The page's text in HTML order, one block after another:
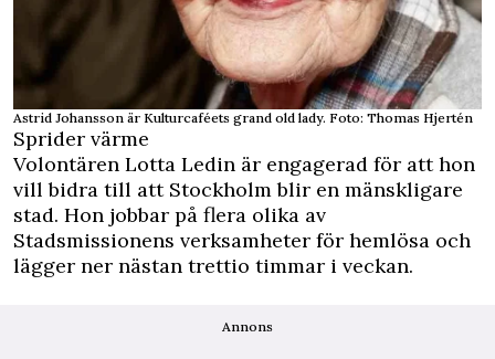
Astrid Johansson är Kulturcaféets grand old lady. Foto: Thomas Hjertén
Sprider värme
Volontären Lotta Ledin är engagerad för att hon
vill bidra till att Stockholm blir en mänskligare
stad. Hon jobbar på flera olika av
Stadsmissionens verksamheter för hemlösa och
lägger ner nästan trettio timmar i veckan.
Annons